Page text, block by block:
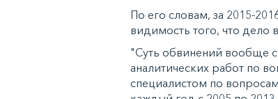
По его словам, за 2015-
видимость того, что дело
"Суть обвинений вообще
аналитических работ по
специалистом по